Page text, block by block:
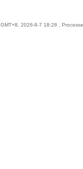
GMT+8, 2026-8-7 18:28 ,